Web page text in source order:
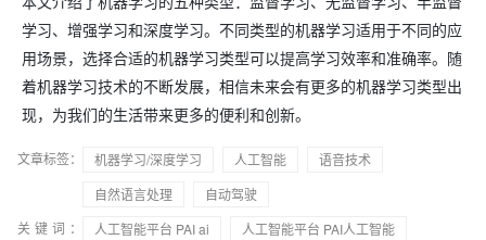
学习、增强学习和深度学习。不同类型的机器学习适用于不同的应
用场景，选择合适的机器学习类型可以提高学习效率和准确率。随
着机器学习技术的不断发展，相信未来会有更多的机器学习类型出
现，为我们的生活带来更多的便利和创新。
文章标签： 机器学习/深度学习 人工智能
语音技术
自然语言处理
自动驾驶
关键词：
人工智能平台 PAI ai 人工智能平台 PAI人工智能